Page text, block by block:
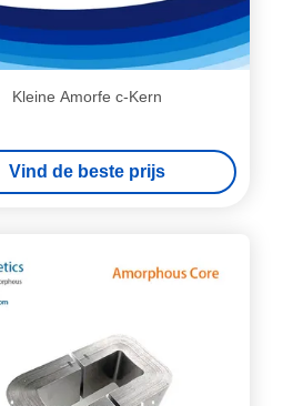
Kleine Amorfe c-Kern
Vind de beste prijs